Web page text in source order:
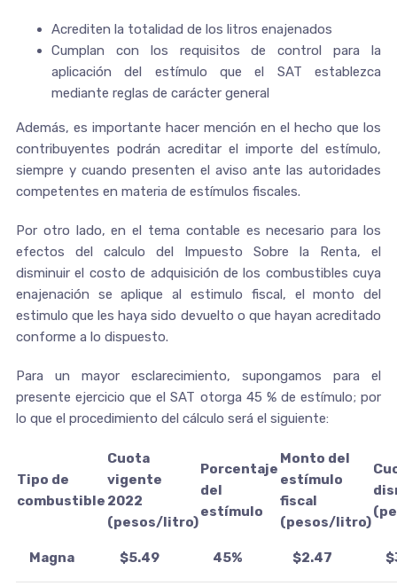
Acrediten la totalidad de los litros enajenados
Cumplan con los requisitos de control para la
aplicación del estímulo que el SAT establezca
mediante reglas de carácter general
Además, es importante hacer mención en el hecho que los
contribuyentes podrán acreditar el importe del estímulo,
siempre y cuando presenten el aviso ante las autoridades
competentes en materia de estímulos fiscales.
Por otro lado, en el tema contable es necesario para los
efectos del calculo del Impuesto Sobre la Renta, el
disminuir el costo de adquisición de los combustibles cuya
enajenación se aplique al estimulo fiscal, el monto del
estimulo que les haya sido devuelto o que hayan acreditado
conforme a lo dispuesto.
Para un mayor esclarecimiento, supongamos para el
presente ejercicio que el SAT otorga 45 % de estímulo; por
lo que el procedimiento del cálculo será el siguiente:
Tipo de
combustible
Cuota
vigente
2022
(pesos/litro)
Porcentaje
del
estímulo
Monto del
estímulo
fiscal
(pesos/litro)
Magna $5.49 45% $2.47